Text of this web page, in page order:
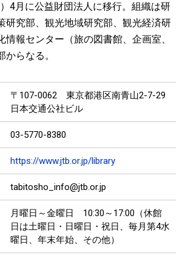
4月に公益財団法人に移行。組織は研
研究部、観光地域研究部、観光経済研
情報センター（旅の図書館、企画室、
らなる。
〒107-0062 東京都港区南青山2-7-29
日本交通公社ビル
03-5770-8380
https://www.jtb.or.jp/library
tabitosho_info@jtb.or.jp
月曜日～金曜日 10:30～17:00（休館
日は土曜日・日曜日・祝日、毎月第4水
曜日、年末年始、その他）